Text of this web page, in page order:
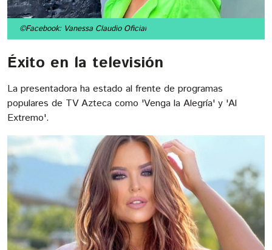
©Facebook: Vanessa Claudio Oficial
Éxito en la televisión
La presentadora ha estado al frente de programas
populares de TV Azteca como 'Venga la Alegría' y 'Al
Extremo'.